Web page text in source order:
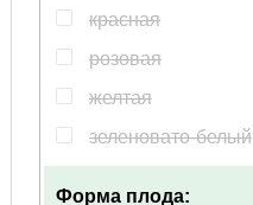
красная
розовая
желтая
зеленовато-белый
Форма плода: